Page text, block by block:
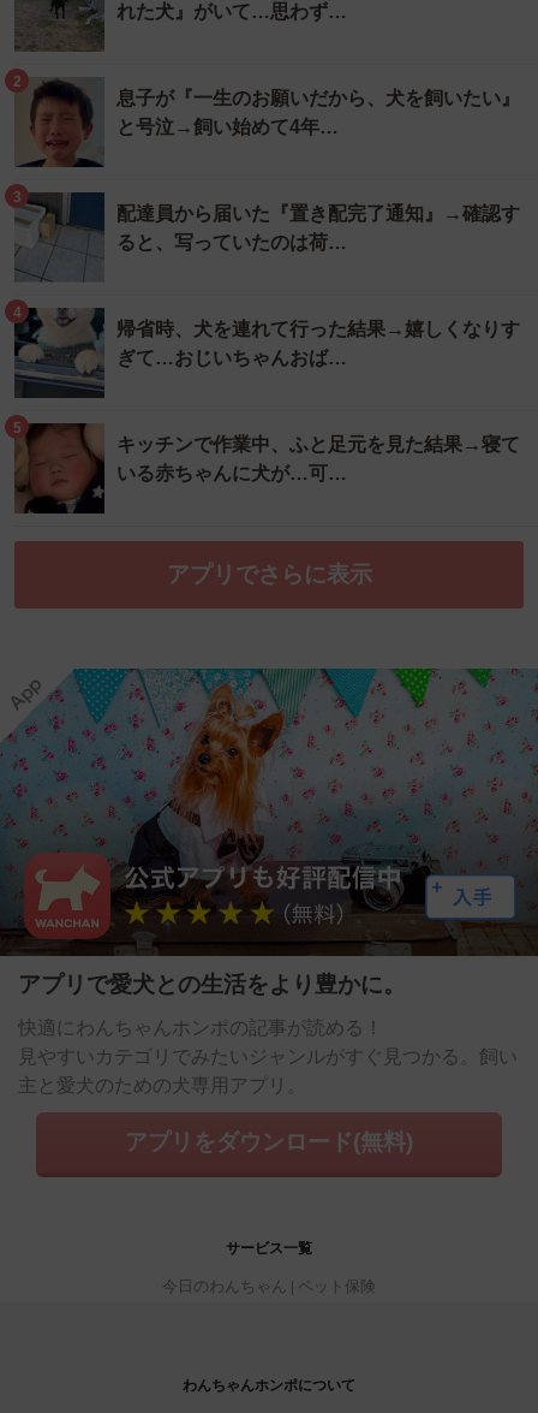
れた犬』がいて…思わず…
2
息子が『一生のお願いだから、犬を飼いたい』
と号泣→飼い始めて4年…
3
配達員から届いた『置き配完了通知』→確認す
ると、写っていたのは荷…
4
帰省時、犬を連れて行った結果→嬉しくなりす
ぎて…おじいちゃんおば…
5
キッチンで作業中、ふと足元を見た結果→寝て
いる赤ちゃんに犬が…可…
アプリでさらに表示
アプリで愛犬との生活をより豊かに。
快適にわんちゃんホンポの記事が読める！
見やすいカテゴリでみたいジャンルがすぐ見つかる。飼い
主と愛犬のための犬専用アプリ。
アプリをダウンロード(無料)
サービス一覧
今日のわんちゃん ペット保険
わんちゃんホンポについて